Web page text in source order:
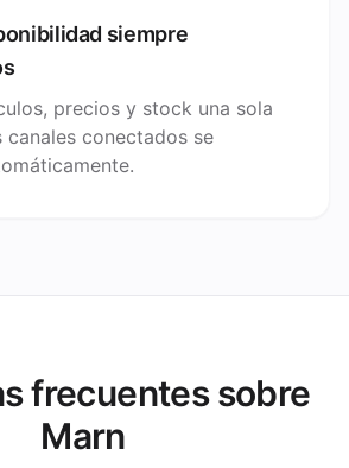
siempre
precios y stock una sola
conectados se
frecuentes sobre
Marn